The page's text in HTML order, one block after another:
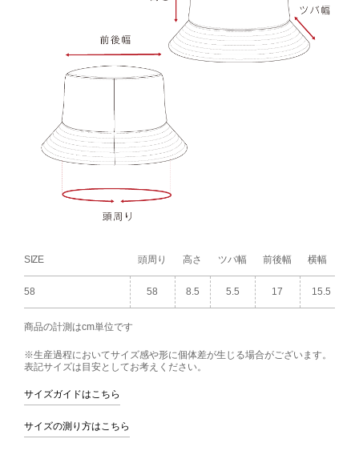
SIZE 頭周り 高さ ツバ幅 前後幅 横幅
58 58 8.5 5.5 17 15.5
商品の計測はcm単位です
※生産過程においてサイズ感や形に個体差が生じる場合がございます。
表記サイズは目安としてお考えください。
サイズガイドはこちら
サイズの測り方はこちら